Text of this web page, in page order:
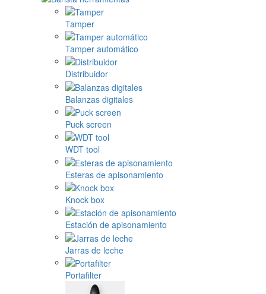
Tamper
Tamper automático
Distribuidor
Balanzas digitales
Puck screen
WDT tool
Esteras de apisonamiento
Knock box
Estación de apisonamiento
Jarras de leche
Portafilter